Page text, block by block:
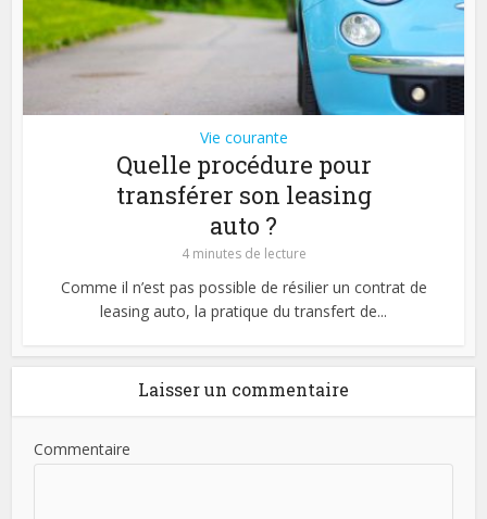
Vie courante
Quelle procédure pour
transférer son leasing
auto ?
4 minutes de lecture
Comme il n’est pas possible de résilier un contrat de
leasing auto, la pratique du transfert de...
Laisser un commentaire
Commentaire